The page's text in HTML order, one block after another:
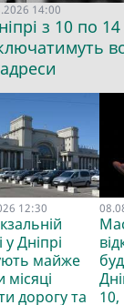
14:00
з 10 по
12:30
Дніпрі
майже
місяці
дорогу та
10,